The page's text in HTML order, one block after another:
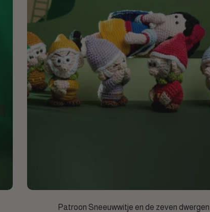
Toevoegen aan winkelwagen
Patroon Sneeuwwitje en de zeven dwergen